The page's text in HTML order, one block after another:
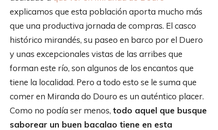
explicamos que esta población aporta mucho más
que una productiva jornada de compras. El casco
histórico mirandés, su paseo en barco por el Duero
y unas excepcionales vistas de las arribes que
forman este río, son algunos de los encantos que
tiene la localidad. Pero a todo esto se le suma que
comer en Miranda do Douro es un auténtico placer.
Como no podía ser menos, todo aquel que busque
saborear un buen bacalao tiene en esta